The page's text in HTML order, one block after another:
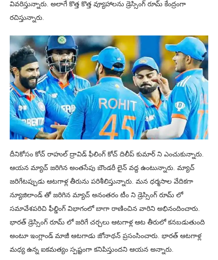
వివరిస్తున్నారు. అలాగే కొత్త కొత్త వ్యూహాలను డ్రెస్సింగ్ రూమ్ కేంద్రంగా
రచిస్తున్నారు.
దీనికోసం కోచ్ రాహుల్ ద్రావిడ్ ఫీలింగ్ కోచ్ దిలీప్ కుమార్ ని ఎంచుకున్నారు.
ఆయన మ్యాచ్ జరిగిన అంతసేపు బౌండరీ లైన్ వద్ద ఉంటున్నారు. మ్యాచ్
జరిగేటప్పుడు ఆటగాళ్ల తీరును పరిశీలిస్తున్నారు. మన ధర్మసాల వేదికగా
న్యూజిలాండ్ తో జరిగిన మ్యాచ్ అనంతరం టీం ని డ్రెస్సింగ్ రూమ్ లో
సమావేశపరిచి ఫీల్డింగ్ విభాగంలో బాగా రాణించిన వారిని అభినందించారు.
భారత్ డ్రెస్సింగ్ రూమ్ లో జరిగే చర్చలు ఆటగాళ్ల ఆట తీరులో కనబడుతుంది
అంటూ ఇంగ్లాండ్ మాజీ ఆటగాడు జోనాథన్ ప్రసంసించారు. భారత్ ఆటగాళ్ల
మధ్య ఉన్న ఐకమత్యం స్పష్టంగా కనిపిస్తుందని ఆయన అన్నారు.